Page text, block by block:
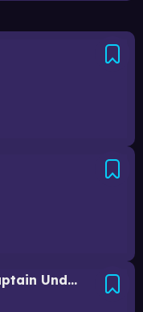
The Epic Tales of Captain Underpants in Space